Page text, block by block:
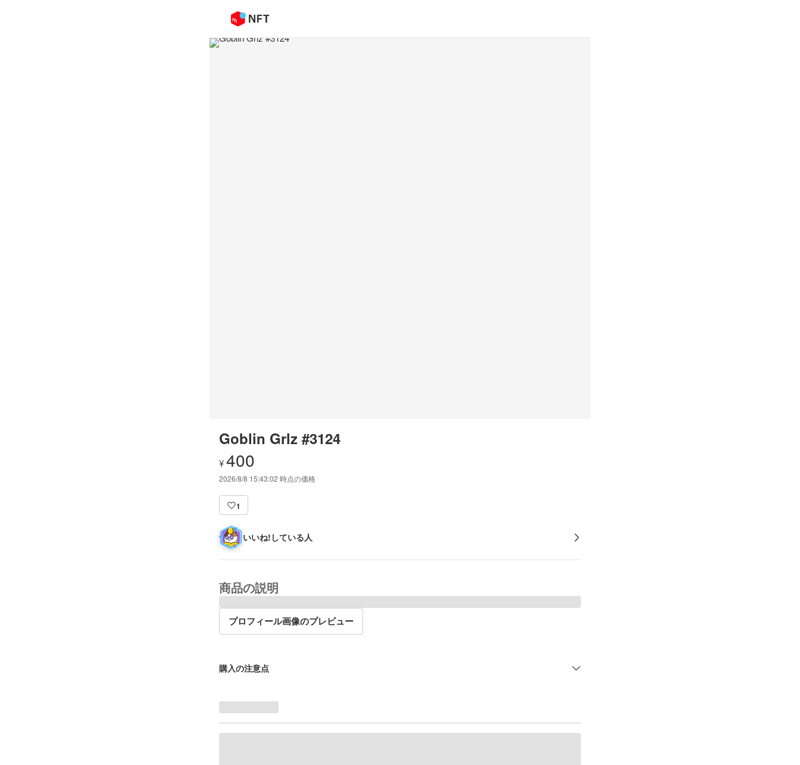
Goblin Grlz #3124
¥400
2026/8/8 15:43:02 時点の価格
1
いいね!している人
商品の説明
プロフィール画像のプレビュー
購入の注意点